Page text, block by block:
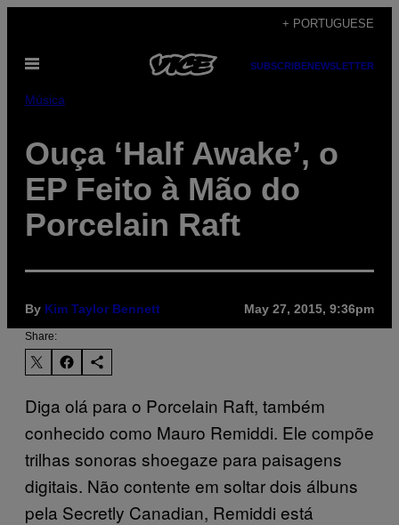
content
+ PORTUGUESE
Open
SUBSCRIBENEWSLETTER
Música
Ouça ‘Half Awake’, o
EP Feito à Mão do
Porcelain Raft
By Kim Taylor Bennett May 27, 2015, 9:36pm
Share:
Diga olá para o Porcelain Raft, também
conhecido como Mauro Remiddi. Ele compõe
trilhas sonoras shoegaze para paisagens
digitais. Não contente em soltar dois álbuns
pela Secretly Canadian, Remiddi está